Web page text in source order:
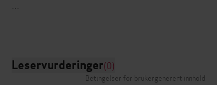
Leservurderinger(0)
Betingelser for brukergenerert innhold